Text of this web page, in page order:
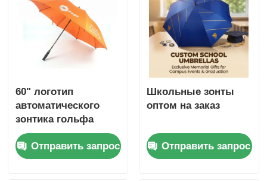
60" логотип
автоматического
зонтика гольфа
стеклоткани
изготовленный на
заказ для подарков
Отправить запрос
Школьные зонты
оптом на заказ
Отправить запрос